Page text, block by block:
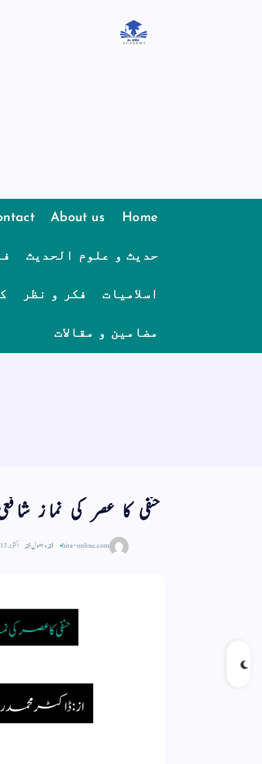
اتر کر حرا سے سوئے قوم
Home
About us
حدیث و علوم الحدیث
اسلامیات فکر و نظر
مضامین و مقالات
حنفی کا عصر کی نماز
hira-online.com فقہ و اصول فقہ اکتوبر 13, 2025